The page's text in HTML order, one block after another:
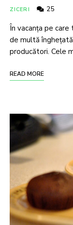
ZICERI 25
În vacanța pe
de multă
producători. Cele
READ MORE